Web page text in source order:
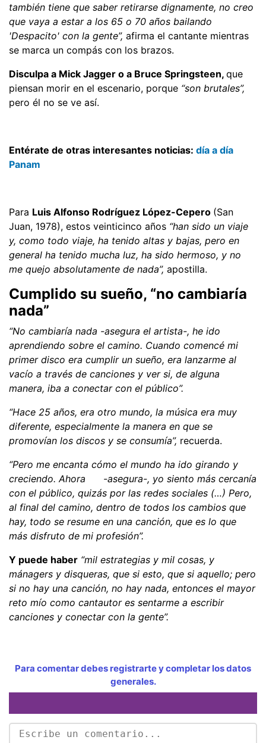
también tiene que saber retirarse dignamente, no creo
que vaya a estar a los 65 o 70 años bailando
'Despacito' con la gente”, afirma el cantante mientras
se marca un compás con los brazos.
Disculpa a Mick Jagger o a Bruce Springsteen, que
piensan morir en el escenario, porque “son brutales”,
pero él no se ve así.
Entérate de otras interesantes noticias: día a día
Panam
Para Luis Alfonso Rodríguez López-Cepero (San
Juan, 1978), estos veinticinco años “han sido un viaje
y, como todo viaje, ha tenido altas y bajas, pero en
general ha tenido mucha luz, ha sido hermoso, y no
me quejo absolutamente de nada”, apostilla.
Cumplido su sueño, “no cambiaría
nada”
“No cambiaría nada -asegura el artista-, he ido
aprendiendo sobre el camino. Cuando comencé mi
primer disco era cumplir un sueño, era lanzarme al
vacío a través de canciones y ver si, de alguna
manera, iba a conectar con el público”.
“Hace 25 años, era otro mundo, la música era muy
diferente, especialmente la manera en que se
promovían los discos y se consumía”, recuerda.
“Pero me encanta cómo el mundo ha ido girando y
creciendo. Ahora -asegura-, yo siento más cercanía
con el público, quizás por las redes sociales (…) Pero,
al final del camino, dentro de todos los cambios que
hay, todo se resume en una canción, que es lo que
más disfruto de mi profesión”.
Y puede haber “mil estrategias y mil cosas, y
mánagers y disqueras, que si esto, que si aquello; pero
si no hay una canción, no hay nada, entonces el mayor
reto mío como cantautor es sentarme a escribir
canciones y conectar con la gente”.
Para comentar debes registrarte y completar los datos
generales.